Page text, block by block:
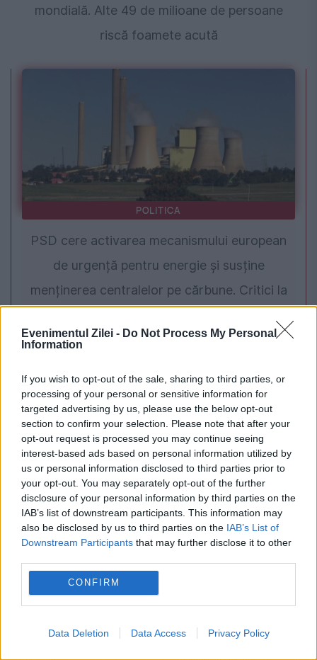
Evenimentul Zilei - Do Not Process My Personal
Information
If you wish to opt-out of the sale, sharing to third parties, or
processing of your personal or sensitive information for
targeted advertising by us, please use the below opt-out
section to confirm your selection. Please note that after your
opt-out request is processed you may continue seeing
interest-based ads based on personal information utilized by
us or personal information disclosed to third parties prior to
your opt-out. You may separately opt-out of the further
disclosure of your personal information by third parties on the
IAB’s list of downstream participants. This information may
also be disclosed by us to third parties on the IAB’s List of
Downstream Participants that may further disclose it to other
CONFIRM
Data Deletion Data Access Privacy Policy
mondială. Alte 49 de milioane de persoane
riscă foamete acută
POLITICA
PSD cere activarea mecanismului european
de urgență pentru energie și susține
menținerea centralelor pe cărbune. Critici la
INTERNATIONAL
Seceta de pe Dunăre aduce câștiguri uriașe
pentru Bulgaria. România importă masiv
energie de la vecini